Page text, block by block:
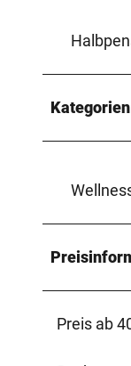
Kategorien
Preis ab